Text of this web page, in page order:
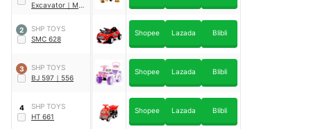
Excavator ｜ MPS
2
SHP TOYS
SMC 628
Shopee Lazada Blibli
3
SHP TOYS
BJ 597 ｜ 556
Shopee Lazada Blibli
4
SHP TOYS
HT 661
Shopee Lazada Blibli